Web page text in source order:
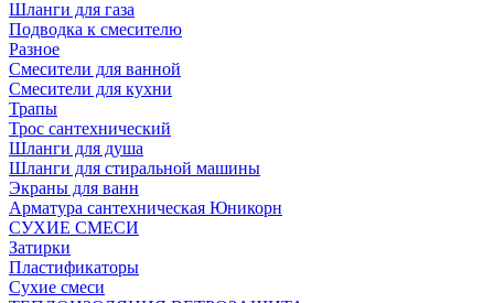
Шланги для газа
Подводка к смесителю
Разное
Смесители для ванной
Смесители для кухни
Трапы
Трос сантехнический
Шланги для душа
Шланги для стиральной машины
Экраны для ванн
Арматура сантехническая Юникорн
СУХИЕ СМЕСИ
Затирки
Пластификаторы
Сухие смеси